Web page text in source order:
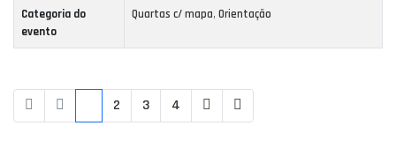
Categoria do
evento
Quartas c/ mapa, Orientação
2 3 4